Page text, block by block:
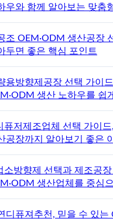
우와 함께 알아보는 맞춤
조 OEM·ODM 생산공장
두면 좋은 핵심 포인트
용방향제공장 선택 가이
생산 노하우를 쉽
퓨저제조업체 선택 가이드
공장까지 알아보기 좋은
소방향제 선택과 제조공
생산업체를 중심
디퓨져추천, 믿을 수 있는